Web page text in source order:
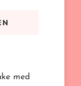
med